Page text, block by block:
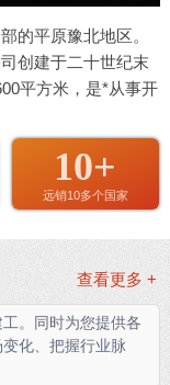
的平原豫北地区。
创建于二十世纪末
平方米，是*从事开
10+
远销10多个国家
查看更多 +
。同时为您提供各
化、把握行业脉